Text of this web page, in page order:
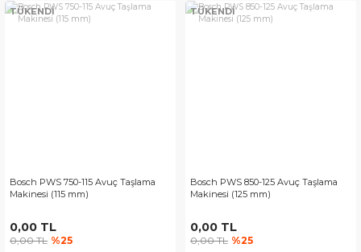
TÜKENDİ
Bosch PWS 750-115 Avuç Taşlama
Makinesi (115 mm)
0,00 TL
0,00 TL %25
TÜKENDİ
Bosch PWS 850-125 Avuç Taşlama
Makinesi (125 mm)
0,00 TL
0,00 TL %25